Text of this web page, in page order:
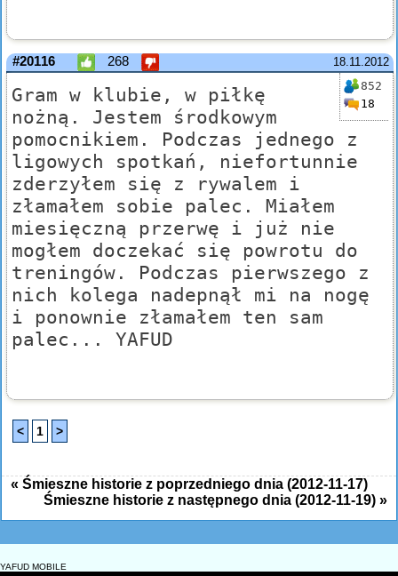
18.11.2012
#20116 268
852
18
Gram w klubie, w piłkę
nożną. Jestem środkowym
pomocnikiem. Podczas jednego z
ligowych spotkań, niefortunnie
zderzyłem się z rywalem i
złamałem sobie palec. Miałem
miesięczną przerwę i już nie
mogłem doczekać się powrotu do
treningów. Podczas pierwszego z
nich kolega nadepnął mi na nogę
i ponownie złamałem ten sam
palec... YAFUD
< 1 >
« Śmieszne historie z poprzedniego dnia (2012-11-17)
Śmieszne historie z następnego dnia (2012-11-19) »
YAFUD MOBILE